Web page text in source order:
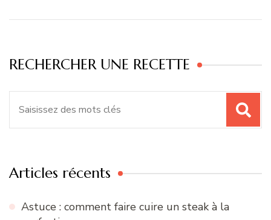
RECHERCHER UNE RECETTE
Articles récents
Astuce : comment faire cuire un steak à la